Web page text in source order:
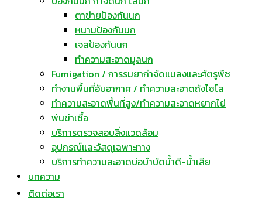
ตาข่ายป้องกันนก
หนามป้องกันนก
เจลป้องกันนก
ทำความสะอาดมูลนก
Fumigation / การรมยากำจัดแมลงและศัตรูพืช
ทำงานพื้นที่อับอากาศ / ทำความสะอาดถังไซโล
ทำความสะอาดพื้นที่สูง/ทำความสะอาดหยากไย่
พ่นฆ่าเชื้อ
บริการตรวจสอบสิ่งแวดล้อม
อุปกรณ์และวัสดุเฉพาะทาง
บริการทำความสะอาดบ่อบำบัดน้ำดี-น้ำเสีย
บทความ
ติดต่อเรา